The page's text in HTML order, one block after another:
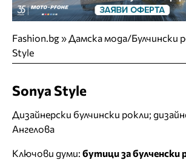
Fashion.bg»Дамска мода/Булчински
Style
Sonya Style
Дизайнерски булчински рокли;
Ангелова
Ключови думи: бутици за булченски